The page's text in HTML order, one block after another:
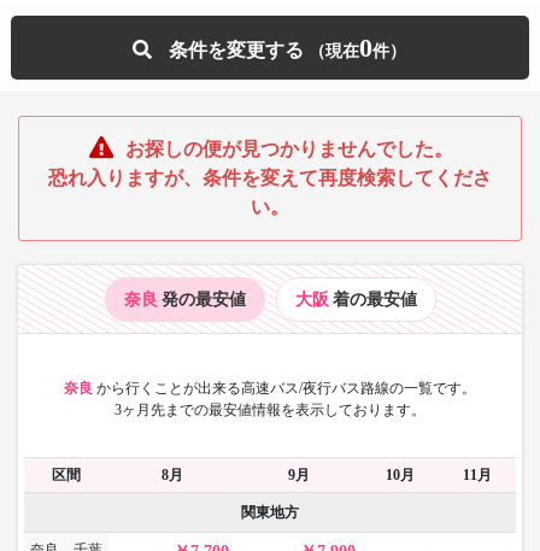
条件を変更する 0
お探しの便が見つかりませんでした。
恐れ入りますが、条件を変えて再度検索してくださ
い。
奈良 発の最安値 大阪 着の最安値
奈良 から行くことが出来る高速バス/夜行バス路線の一覧です。
3ヶ月先までの最安値情報を表示しております。
区間 8月 9月 10月 11月
関東地方